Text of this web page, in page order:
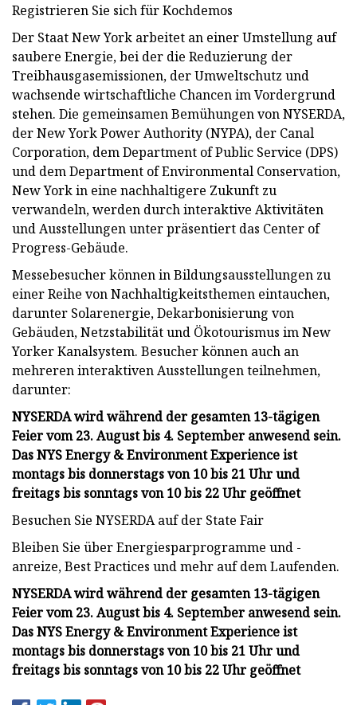
Registrieren Sie sich für Kochdemos
Der Staat New York arbeitet an einer Umstellung auf
saubere Energie, bei der die Reduzierung der
Treibhausgasemissionen, der Umweltschutz und
wachsende wirtschaftliche Chancen im Vordergrund
stehen. Die gemeinsamen Bemühungen von NYSERDA,
der New York Power Authority (NYPA), der Canal
Corporation, dem Department of Public Service (DPS)
und dem Department of Environmental Conservation,
New York in eine nachhaltigere Zukunft zu
verwandeln, werden durch interaktive Aktivitäten
und Ausstellungen unter präsentiert das Center of
Progress-Gebäude.
Messebesucher können in Bildungsausstellungen zu
einer Reihe von Nachhaltigkeitsthemen eintauchen,
darunter Solarenergie, Dekarbonisierung von
Gebäuden, Netzstabilität und Ökotourismus im New
Yorker Kanalsystem. Besucher können auch an
mehreren interaktiven Ausstellungen teilnehmen,
darunter:
NYSERDA wird während der gesamten 13-tägigen
Feier vom 23. August bis 4. September anwesend sein.
Das NYS Energy & Environment Experience ist
montags bis donnerstags von 10 bis 21 Uhr und
freitags bis sonntags von 10 bis 22 Uhr geöffnet
Besuchen Sie NYSERDA auf der State Fair
Bleiben Sie über Energiesparprogramme und -
anreize, Best Practices und mehr auf dem Laufenden.
NYSERDA wird während der gesamten 13-tägigen
Feier vom 23. August bis 4. September anwesend sein.
Das NYS Energy & Environment Experience ist
montags bis donnerstags von 10 bis 21 Uhr und
freitags bis sonntags von 10 bis 22 Uhr geöffnet